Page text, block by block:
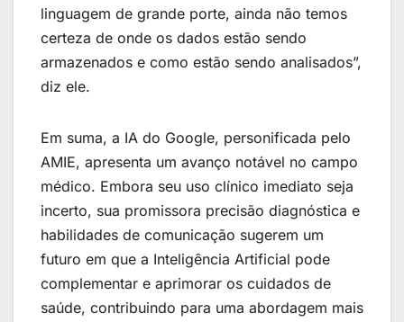
linguagem de grande porte, ainda não temos
certeza de onde os dados estão sendo
armazenados e como estão sendo analisados”,
diz ele.
Em suma, a IA do Google, personificada pelo
AMIE, apresenta um avanço notável no campo
médico. Embora seu uso clínico imediato seja
incerto, sua promissora precisão diagnóstica e
habilidades de comunicação sugerem um
futuro em que a Inteligência Artificial pode
complementar e aprimorar os cuidados de
saúde, contribuindo para uma abordagem mais